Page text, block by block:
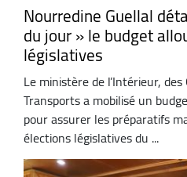
Nourredine Guellal
du jour » le budget
législatives
Le ministère de l’Intérieur,
Transports a mobilisé un
pour assurer les préparatifs
élections législatives du ...